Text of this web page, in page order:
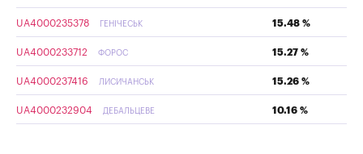
UA4000235378 ГЕНІЧЕСЬК 15.48 %
UA4000233712 ФОРОС 15.27 %
UA4000237416 ЛИСИЧАНСЬК 15.26 %
UA4000232904 ДЕБАЛЬЦЕВЕ 10.16 %